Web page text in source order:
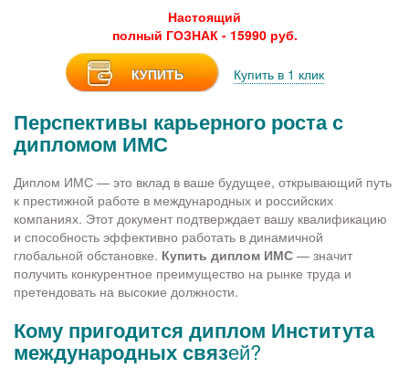
Настоящий
полный ГОЗНАК - 15990 руб.
КУПИТЬ Купить в 1 клик
Перспективы карьерного роста с
дипломом ИМС
Диплом ИМС — это вклад в ваше будущее, открывающий путь
к престижной работе в международных и российских
компаниях. Этот документ подтверждает вашу квалификацию
и способность эффективно работать в динамичной
глобальной обстановке. Купить диплом ИМС — значит
получить конкурентное преимущество на рынке труда и
претендовать на высокие должности.
Кому пригодится диплом Института
международных связей?